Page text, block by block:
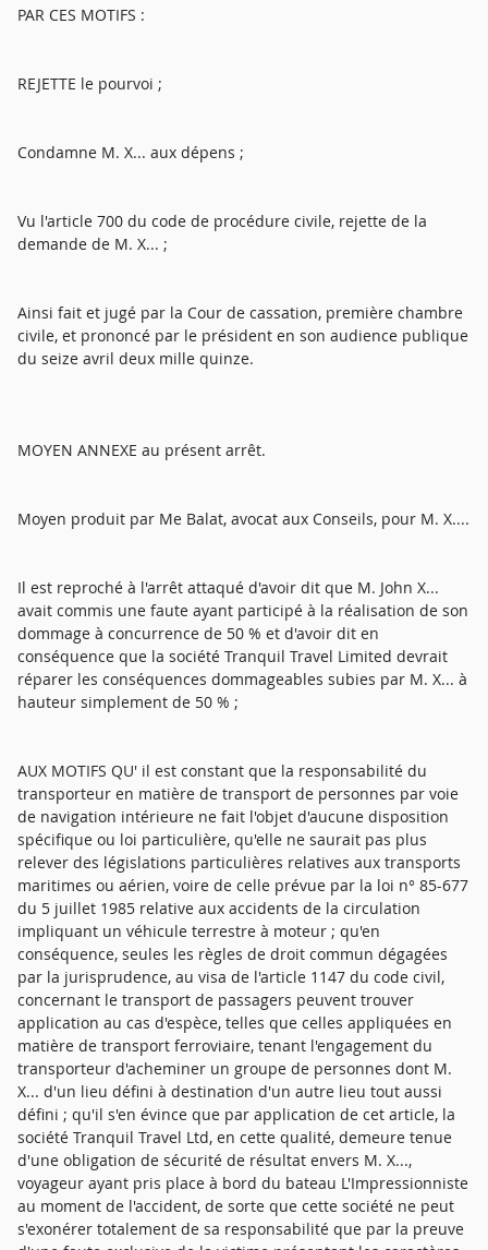
PAR CES MOTIFS :
REJETTE le pourvoi ;
Condamne M. X... aux dépens ;
Vu l'article 700 du code de procédure civile, rejette de la
demande de M. X... ;
Ainsi fait et jugé par la Cour de cassation, première chambre
civile, et prononcé par le président en son audience publique
du seize avril deux mille quinze.
MOYEN ANNEXE au présent arrêt.
Moyen produit par Me Balat, avocat aux Conseils, pour M. X....
Il est reproché à l'arrêt attaqué d'avoir dit que M. John X...
avait commis une faute ayant participé à la réalisation de son
dommage à concurrence de 50 % et d'avoir dit en
conséquence que la société Tranquil Travel Limited devrait
réparer les conséquences dommageables subies par M. X... à
hauteur simplement de 50 % ;
AUX MOTIFS QU' il est constant que la responsabilité du
transporteur en matière de transport de personnes par voie
de navigation intérieure ne fait l'objet d'aucune disposition
spécifique ou loi particulière, qu'elle ne saurait pas plus
relever des législations particulières relatives aux transports
maritimes ou aérien, voire de celle prévue par la loi n° 85-677
du 5 juillet 1985 relative aux accidents de la circulation
impliquant un véhicule terrestre à moteur ; qu'en
conséquence, seules les règles de droit commun dégagées
par la jurisprudence, au visa de l'article 1147 du code civil,
concernant le transport de passagers peuvent trouver
application au cas d'espèce, telles que celles appliquées en
matière de transport ferroviaire, tenant l'engagement du
transporteur d'acheminer un groupe de personnes dont M.
X... d'un lieu défini à destination d'un autre lieu tout aussi
défini ; qu'il s'en évince que par application de cet article, la
société Tranquil Travel Ltd, en cette qualité, demeure tenue
d'une obligation de sécurité de résultat envers M. X...,
voyageur ayant pris place à bord du bateau L'Impressionniste
au moment de l'accident, de sorte que cette société ne peut
s'exonérer totalement de sa responsabilité que par la preuve